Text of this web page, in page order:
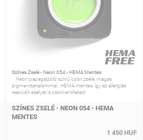
Színes Zselé - Neon 054 - HEMA Mentes:
Neon papagájzöld színű color zselé, magas
pigmenttartalommal. HEMA mentes, így az allergiás
reakciók esélyét is csökkentheted!
SZÍNES ZSELÉ - NEON 054 - HEMA
MENTES
1 450 HUF